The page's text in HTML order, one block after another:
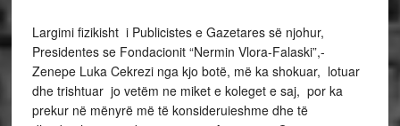
Largimi fizikisht i Publicistes e Gazetares së njohur,
Presidentes se Fondacionit “Nermin Vlora-Falaski”,-
Zenepe Luka Cekrezi nga kjo botë, më ka shokuar, lotuar
dhe trishtuar jo vetëm ne miket e koleget e saj, por ka
prekur në mënyrë më të konsideruieshme dhe të